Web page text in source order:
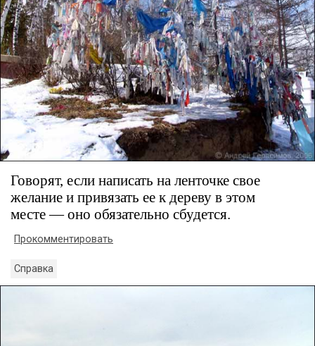
Говорят, если написать на ленточке свое
желание и привязать ее к дереву в этом
месте — оно обязательно сбудется.
Прокомментировать
Справка